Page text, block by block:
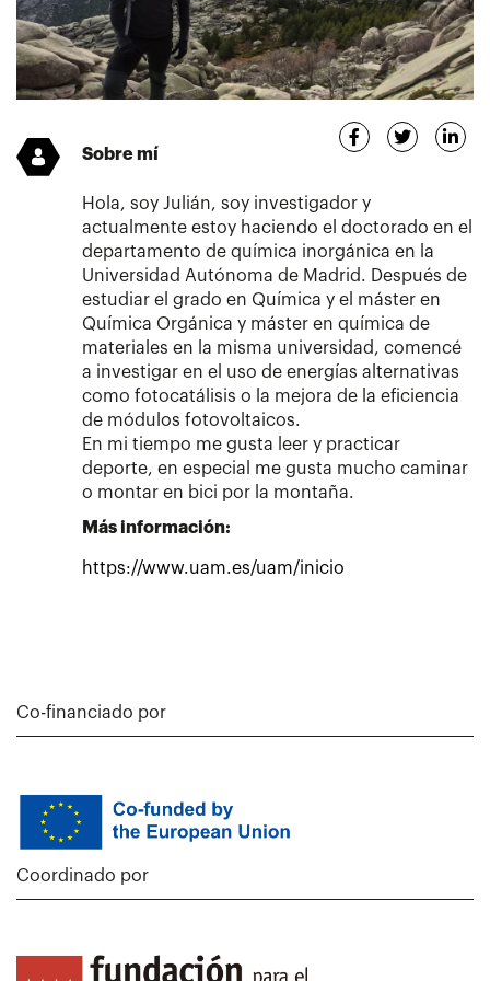
Sobre mí
Hola, soy Julián, soy investigador y
actualmente estoy haciendo el doctorado en el
departamento de química inorgánica en la
Universidad Autónoma de Madrid. Después de
estudiar el grado en Química y el máster en
Química Orgánica y máster en química de
materiales en la misma universidad, comencé
a investigar en el uso de energías alternativas
como fotocatálisis o la mejora de la eficiencia
de módulos fotovoltaicos.
En mi tiempo me gusta leer y practicar
deporte, en especial me gusta mucho caminar
o montar en bici por la montaña.
Más información:
https://www.uam.es/uam/inicio
Co-financiado por
Coordinado por